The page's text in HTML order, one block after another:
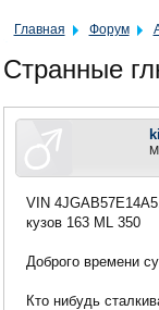
Главная Форум
Странные
VIN
кузов 163 ML 350
Доброго времени
Кто нибудь